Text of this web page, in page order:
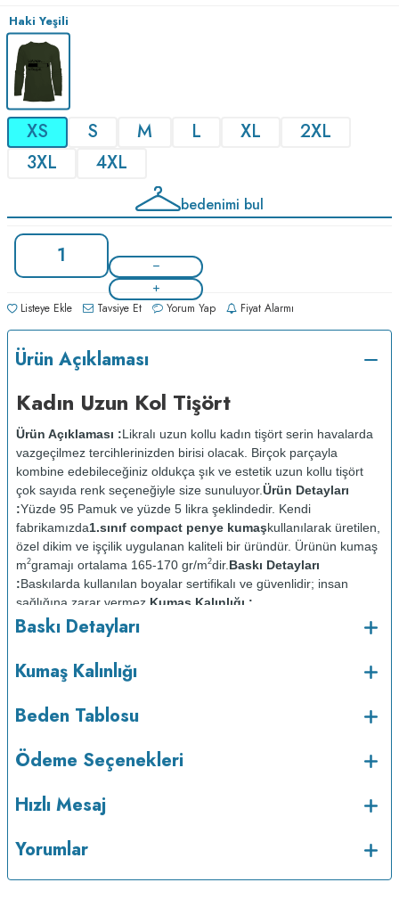
Haki Yeşili
XS S M L XL
2XL
3XL
4XL
bedenimi bul
Listeye Ekle Tavsiye Et Yorum Yap Fiyat Alarmı
Ürün Açıklaması
Kadın Uzun Kol Tişört
Ürün Açıklaması :Likralı uzun kollu kadın tişört serin havalarda
vazgeçilmez tercihlerinizden birisi olacak. Birçok parçayla
kombine edebileceğiniz oldukça şık ve estetik uzun kollu tişört
çok sayıda renk seçeneğiyle size sunuluyor.Ürün Detayları
:Yüzde 95 Pamuk ve yüzde 5 likra şeklindedir. Kendi
fabrikamızda1.sınıf compact penye kumaşkullanılarak üretilen,
özel dikim ve işçilik uygulanan kaliteli bir üründür. Ürünün kumaş
m2gramajı ortalama 165-170 gr/m2dir. Baskı Detayları
:Baskılarda kullanılan boyalar sertifikalı ve güvenlidir; insan
sağlığına zarar vermez. Kumaş Kalınlığı :
yapılmaz.
Kurutma makinesinde kurutulmaz. Orta ısıda ve tersten
Baskı Detayları
Kumaş Kalınlığı
Beden Tablosu
Ödeme Seçenekleri
Hızlı Mesaj
Yorumlar